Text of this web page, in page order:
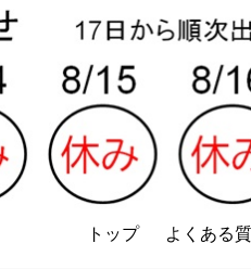
トップ よくある